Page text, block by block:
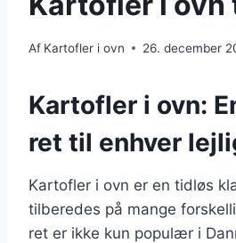
Af Kartofler i ovn 26. december
Kartofler i ovn:
ret til enhver
Kartofler i ovn er en tidløs
tilberedes på mange
ret er ikke kun populær i